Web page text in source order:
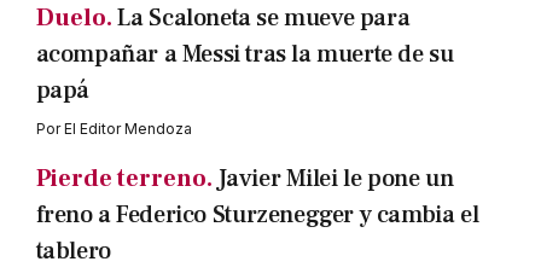
Duelo.La Scaloneta se mueve para
acompañar a Messi tras la muerte de su
papá
PorEl Editor Mendoza
Pierde terreno. Javier Milei le pone un
freno a Federico Sturzenegger y cambia el
tablero